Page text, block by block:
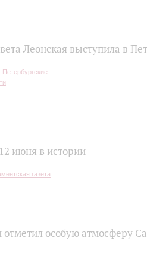
Леонская выступила в
июня в истории
отметил особую атмосферу